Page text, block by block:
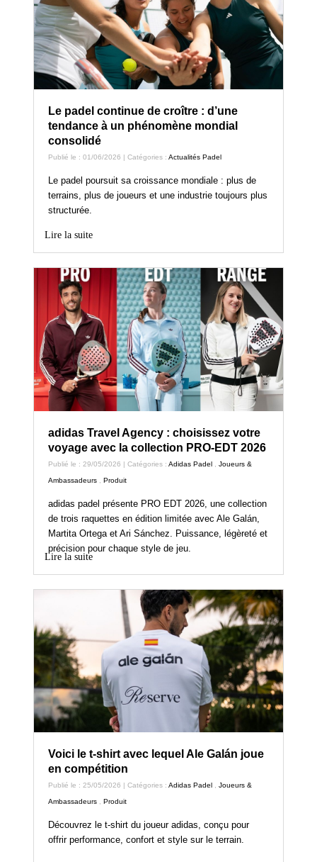
Le padel continue de croître : d’une
tendance à un phénomène mondial
consolidé
Publié le : 01/06/2026 | Catégories :Actualités Padel
Le padel poursuit sa croissance mondiale : plus de
terrains, plus de joueurs et une industrie toujours plus
structurée.
Lire la suite
adidas Travel Agency : choisissez votre
voyage avec la collection PRO-EDT 2026
Publié le : 29/05/2026 | Catégories :Adidas Padel ,Joueurs &
Ambassadeurs ,Produit
adidas padel présente PRO EDT 2026, une collection
de trois raquettes en édition limitée avec Ale Galán,
Martita Ortega et Ari Sánchez. Puissance, légèreté et
précision pour chaque style de jeu.
Lire la suite
Voici le t-shirt avec lequel Ale Galán joue
en compétition
Publié le : 25/05/2026 | Catégories :Adidas Padel ,Joueurs &
Ambassadeurs ,Produit
Découvrez le t-shirt du joueur adidas, conçu pour
offrir performance, confort et style sur le terrain.